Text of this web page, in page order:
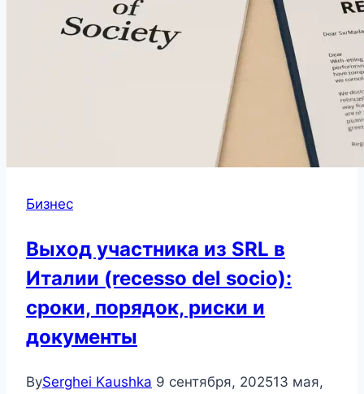
Бизнес
Выход участника из SRL в
Италии (recesso del socio):
сроки, порядок, риски и
документы
BySerghei Kaushka 9 сентября, 202513 мая,